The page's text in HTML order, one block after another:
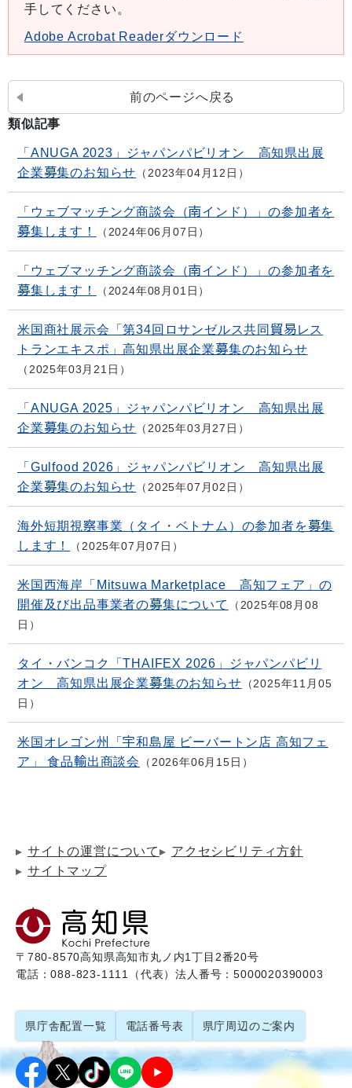
手してください。
Adobe Acrobat Readerダウンロード
前のページへ戻る
類似記事
「ANUGA 2023」ジャパンパビリオン 高知県出展
企業募集のお知らせ
2023年04月12日
「ウェブマッチング商談会（南インド）」の参加者を
募集します！
2024年06月07日
「ウェブマッチング商談会（南インド）」の参加者を
募集します！
2024年08月01日
米国商社展示会「第34回ロサンゼルス共同貿易レス
トランエキスポ」高知県出展企業募集のお知らせ
2025年03月21日
「ANUGA 2025」ジャパンパビリオン 高知県出展
企業募集のお知らせ
2025年03月27日
「Gulfood 2026」ジャパンパビリオン 高知県出展
企業募集のお知らせ
2025年07月02日
海外短期視察事業（タイ・ベトナム）の参加者を募集
します！
2025年07月07日
米国西海岸「Mitsuwa Marketplace 高知フェア」の
開催及び出品事業者の募集について
2025年08月08
日
タイ・バンコク「THAIFEX 2026」ジャパンパビリ
オン 高知県出展企業募集のお知らせ
2025年11月05
日
米国オレゴン州「宇和島屋 ビーバートン店 高知フェ
ア」 食品輸出商談会
2026年06月15日
サイトの運営について
アクセシビリティ方針
サイトマップ
〒780-8570高知県高知市丸ノ内1丁目2番20号
電話：088-823-1111（代表）法人番号：5000020390003
県庁舎配置一覧 電話番号表 県庁周辺のご案内